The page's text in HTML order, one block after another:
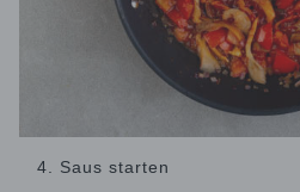
4. Saus starten